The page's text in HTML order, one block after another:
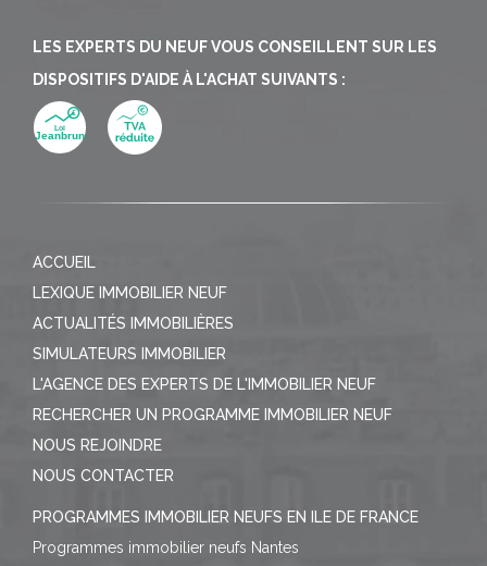
LES EXPERTS DU NEUF VOUS CONSEILLENT SUR LES
DISPOSITIFS D'AIDE À L'ACHAT SUIVANTS :
ACCUEIL
LEXIQUE IMMOBILIER NEUF
ACTUALITÉS IMMOBILIÈRES
SIMULATEURS IMMOBILIER
L'AGENCE DES EXPERTS DE L'IMMOBILIER NEUF
RECHERCHER UN PROGRAMME IMMOBILIER NEUF
NOUS REJOINDRE
NOUS CONTACTER
PROGRAMMES IMMOBILIER NEUFS EN ILE DE FRANCE
Programmes immobilier neufs Nantes